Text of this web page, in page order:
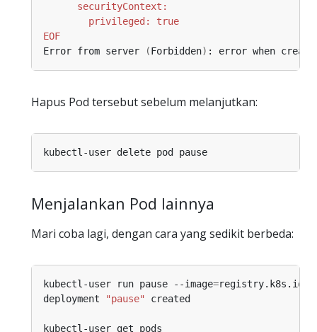
EOF
Error from server
(Forbidden) : error when
Hapus Pod tersebut sebelum melanjutkan:
Menjalankan Pod lainnya
Mari coba lagi, dengan cara yang sedikit berbeda:
kubectl-user run pause --image=
deployment
"pause"